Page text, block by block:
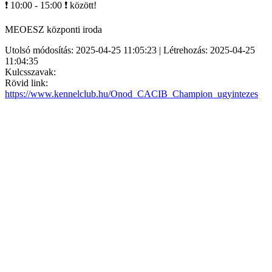
❗ 10:00 - 15:00 ❗ között!
MEOESZ központi iroda
Utolsó módosítás: 2025-04-25 11:05:23 | Létrehozás: 2025-04-25
11:04:35
Kulcsszavak:
Rövid link:
https://www.kennelclub.hu/Onod_CACIB_Champion_ugyintezes